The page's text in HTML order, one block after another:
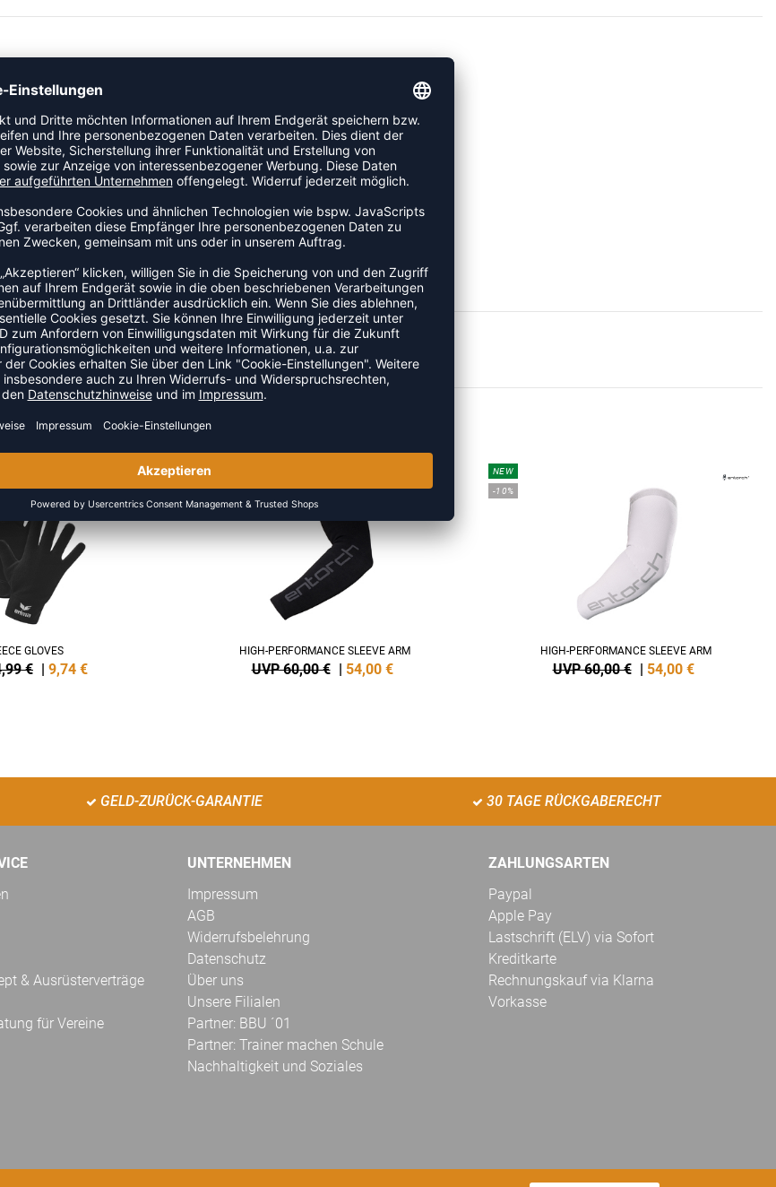
Begleiter für alle, die regelmäßig Sport treiben und
im Wettkampf wünschen.
ihre rasterartigen Gewebestruktur für das notwendige
einzuengen.
Rundstrickverarbeitung auf ein Minimum
mit einem sportlichen Design zu verbinden.
ZULETZT ANGESEHEN
DER KATEGORIE ACCESSOIRES
GLOVES
€ 9,74 €
NEW
-10%
HIGH-PERFORMANCE SLEEVE ARM
UVP 60,00 € 54,00 €
NEW
-10%
HIGH-PERFORMANCE SLEEVE ARM
UVP 60,00 € 54,00 €
GELD-ZURÜCK-GARANTIE 30 TAGE RÜCKGABERECHT
& Ausrüsterverträge
für Vereine
UNTERNEHMEN
Impressum
AGB
Widerrufsbelehrung
Datenschutz
Über uns
Unsere Filialen
Partner: BBU ´01
Partner: Trainer machen Schule
Nachhaltigkeit und Soziales
ZAHLUNGSARTEN
Paypal
Apple Pay
Lastschrift (ELV) via Sofort
Kreditkarte
Rechnungskauf via Klarna
Vorkasse